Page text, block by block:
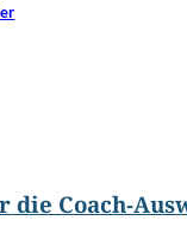
die Coach-